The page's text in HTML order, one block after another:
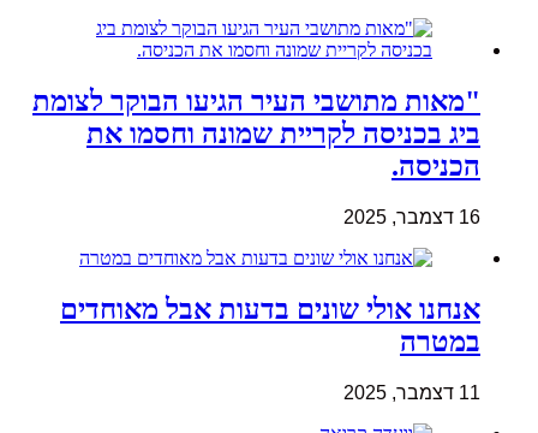
"מאות מתושבי העיר הגיעו הבוקר לצומת
ביג בכניסה לקריית שמונה וחסמו את
הכניסה.
16 דצמבר, 2025
אנחנו אולי שונים בדעות אבל מאוחדים
במטרה
11 דצמבר, 2025